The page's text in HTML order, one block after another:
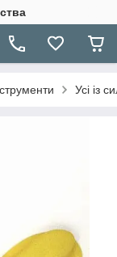
Усі із